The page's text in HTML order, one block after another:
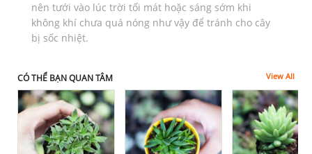
nên tưới vào lúc trời tối mát hoặc sáng sớm khi
không khí chưa quá nóng như vậy để tránh cho cây
bị sốc nhiệt.
CÓ THỂ BẠN QUAN TÂM View All